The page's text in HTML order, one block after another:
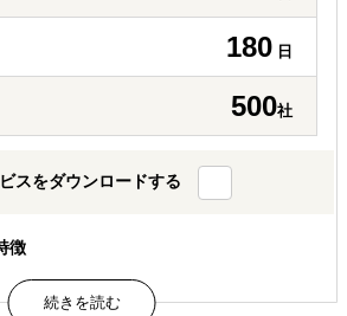
180 日
500社
スをダウンロードする
徴
ぽいもの"を、現地のリアルで答え合わ
の現地顧問サービス。